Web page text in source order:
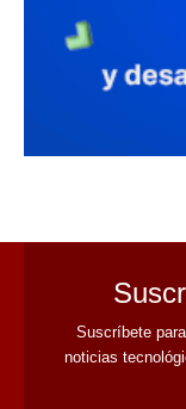
Suscríbete
noticias